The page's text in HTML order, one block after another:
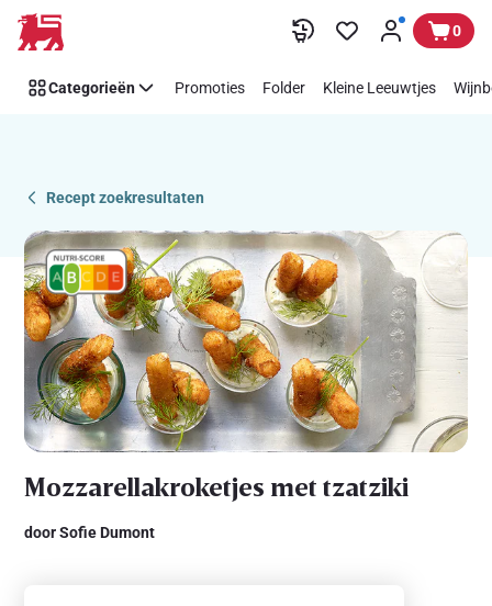
Overslaan
Recipe
Details
0
Categorieën Promoties Folder Kleine Leeuwtjes
Recept zoekresultaten
Mozzarellakroketjes met tzatziki
door Sofie Dumont